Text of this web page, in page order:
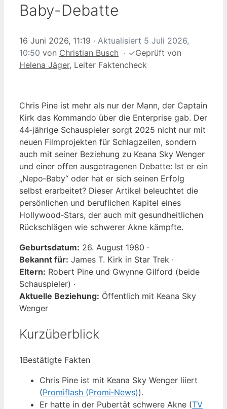
Baby-Debatte
16 Juni 2026, 11:19 · Aktualisiert 5 Juli 2026,
10:50 von Christian Busch · ✓Geprüft von
Helena Jäger, Leiter Faktencheck
Chris Pine ist mehr als nur der Mann, der Captain
Kirk das Kommando über die Enterprise gab. Der
44‑jährige Schauspieler sorgt 2025 nicht nur mit
neuen Filmprojekten für Schlagzeilen, sondern
auch mit seiner Beziehung zu Keana Sky Wenger
und einer offen ausgetragenen Debatte: Ist er ein
„Nepo‑Baby“ oder hat er sich seinen Erfolg
selbst erarbeitet? Dieser Artikel beleuchtet die
persönlichen und beruflichen Kapitel eines
Hollywood‑Stars, der auch mit gesundheitlichen
Rückschlägen wie schwerer Akne kämpfte.
Geburtsdatum: 26. August 1980 ·
Bekannt für: James T. Kirk in Star Trek ·
Eltern: Robert Pine und Gwynne Gilford (beide
Schauspieler) ·
Aktuelle Beziehung: Öffentlich mit Keana Sky
Wenger
Kurzüberblick
1Bestätigte Fakten
Chris Pine ist mit Keana Sky Wenger liiert
(Promiflash (Promi‑News)).
Er hatte in der Pubertät schwere Akne (TV